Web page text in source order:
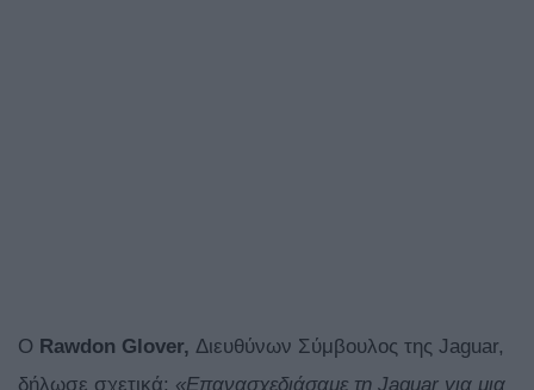
Ο Rawdon Glover, Διευθύνων Σύμβουλος της Jaguar,
δήλωσε σχετικά: «Επανασχεδιάσαμε τη Jaguar για μια